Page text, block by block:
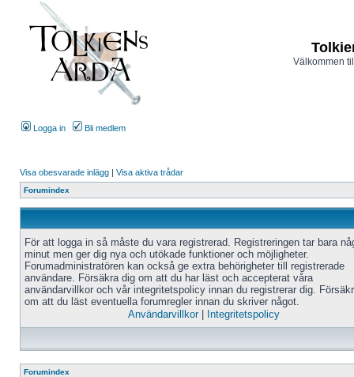
Välkommen
Logga in Bli medlem
Visa obesvarade inlägg | Visa aktiva trådar
Forumindex
För att logga in så måste du vara registrerad. Registreringen tar bara
minut men ger dig nya och utökade funktioner och möjligheter.
Forumadministratören kan också ge extra behörigheter till registrerade
användare. Försäkra dig om att du har läst och accepterat våra
användarvillkor och vår integritetspolicy innan du registrerar dig.
om att du läst eventuella forumregler innan du skriver något.
Användarvillkor| Integritetspolicy
Forumindex